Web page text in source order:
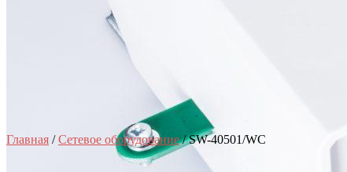
Главная /Сетевое оборудование/ SW-40501/WC